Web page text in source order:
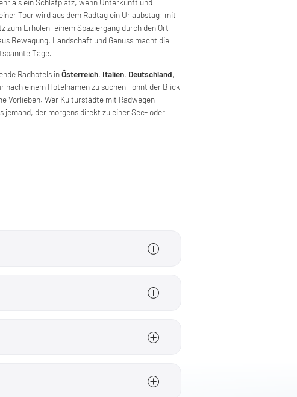
als ein Schlafplatz, wenn Unterkunft und
Tour wird aus dem Radtag ein Urlaubstag: mit
zum Erholen, einem Spaziergang durch den Ort
Bewegung, Landschaft und Genuss macht die
Tage.
Radhotels inÖsterreich, Italien, Deutschland,
nach einem Hotelnamen zu suchen, lohnt der Blick
Vorlieben. Wer Kulturstädte mit Radwegen
jemand, der morgens direkt zu einer See- oder